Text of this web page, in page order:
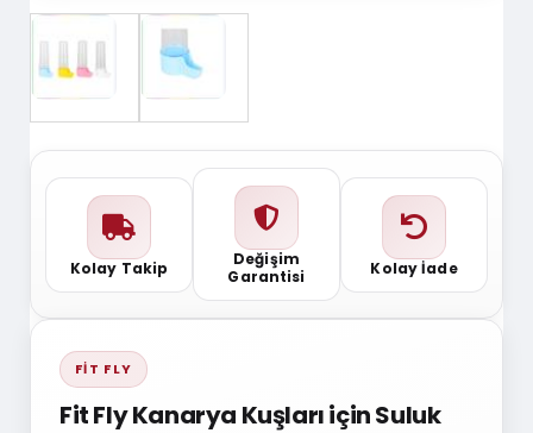
Kolay Takip
Değişim
Garantisi
Kolay İade
FIT FLY
Fit Fly Kanarya Kuşları için Suluk